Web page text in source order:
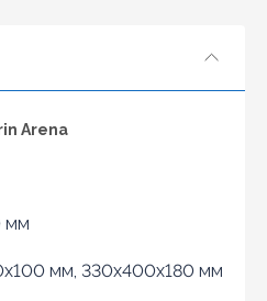
Arena
мм
мм, 330х400х180 мм